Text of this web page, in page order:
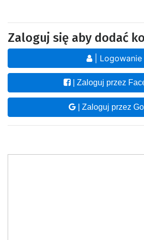
Zaloguj się aby dodać
| Logowanie
| Zaloguj przez
| Zaloguj przez